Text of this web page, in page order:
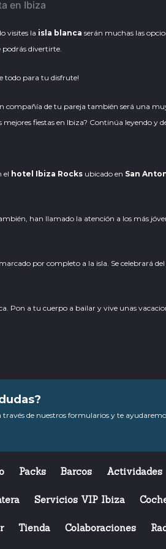
visites la isla blanca serán muchas las
podrás divertirte.
todo para tu disfrute!
compañía de tu pareja también será una
mejores fiestas en Ibiza? Continúa leyendo y
el hotel Ibiza Rocks ubicado en San
han llamado la atención a los más
por completo a la isla. Se celebrará
Pon a tu cuerpo a bailar y vive unas
través de nuestros formularios y te
Packs Barcos Actividades
Servicios VIP Ibiza
Tienda Colaboraciones